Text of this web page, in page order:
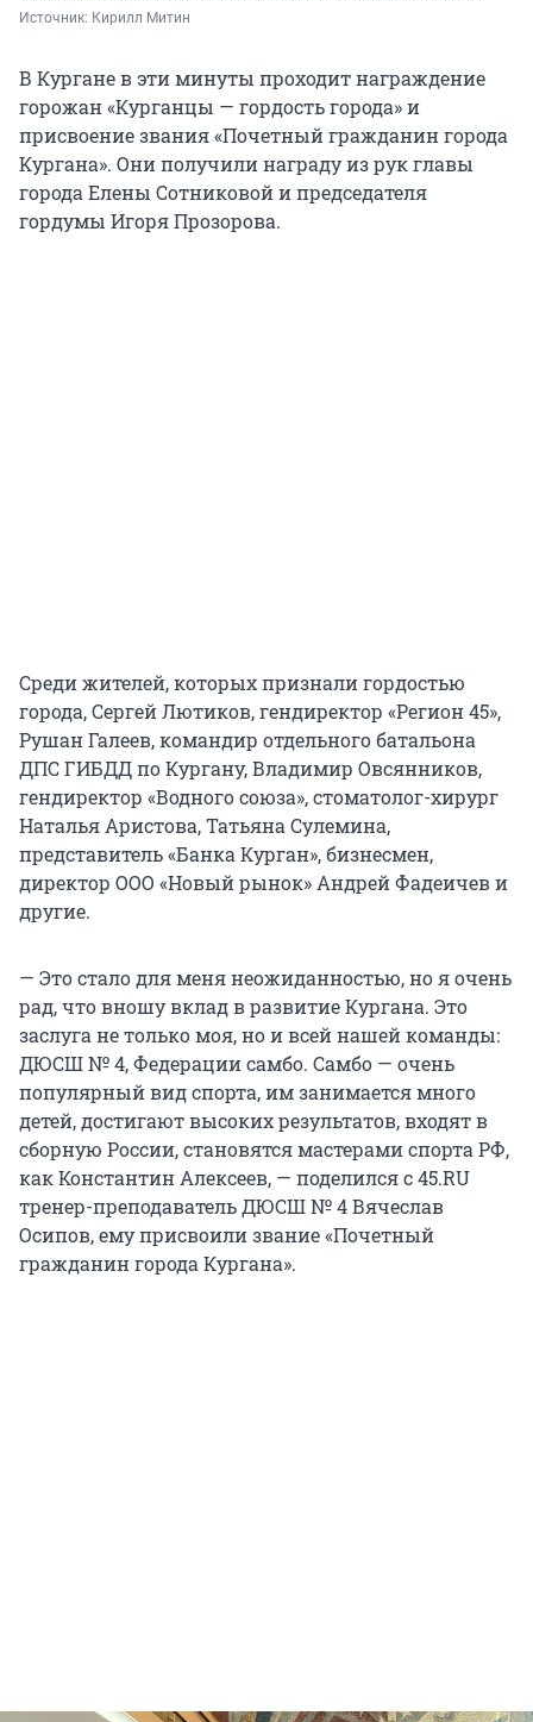
Источник: Кирилл Митин
В Кургане в эти минуты проходит награждение
горожан «Курганцы — гордость города» и
присвоение звания «Почетный гражданин города
Кургана». Они получили награду из рук главы
города Елены Сотниковой и председателя
гордумы Игоря Прозорова.
Среди жителей, которых признали гордостью
города, Сергей Лютиков, гендиректор «Регион 45»,
Рушан Галеев, командир отдельного батальона
ДПС ГИБДД по Кургану, Владимир Овсянников,
гендиректор «Водного союза», стоматолог-хирург
Наталья Аристова, Татьяна Сулемина,
представитель «Банка Курган», бизнесмен,
директор ООО «Новый рынок» Андрей Фадеичев и
другие.
— Это стало для меня неожиданностью, но я очень
рад, что вношу вклад в развитие Кургана. Это
заслуга не только моя, но и всей нашей команды:
ДЮСШ № 4, Федерации самбо. Самбо — очень
популярный вид спорта, им занимается много
детей, достигают высоких результатов, входят в
сборную России, становятся мастерами спорта РФ,
как Константин Алексеев, — поделился с 45.RU
тренер-преподаватель ДЮСШ № 4 Вячеслав
Осипов, ему присвоили звание «Почетный
гражданин города Кургана».